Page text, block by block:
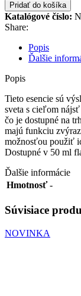
Pridať do košíka
Katalógové číslo:
Share:
Popis
Ďalšie
Popis
Tieto esencie sú
sveta s cieľom
čo je dostupné na
majú funkciu
možnosťou použiť
Dostupné v 50 ml
Ďalšie informácie
Hmotnosť -
Súvisiace
NOVINKA